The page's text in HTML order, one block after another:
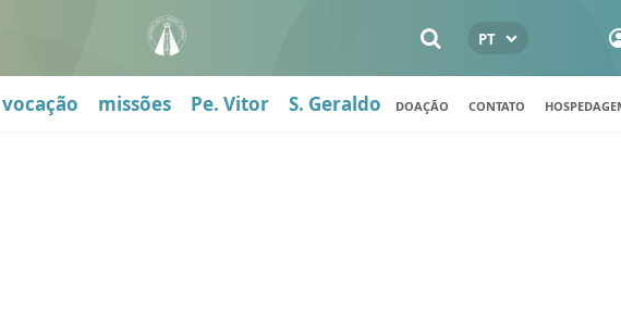
PT
vocação missões Pe. Vitor S. Geraldo DOAÇÃO CONTATO